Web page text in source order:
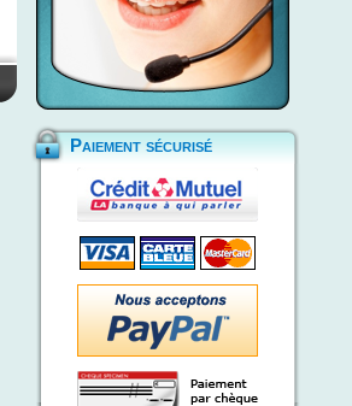
Paiement sécurisé